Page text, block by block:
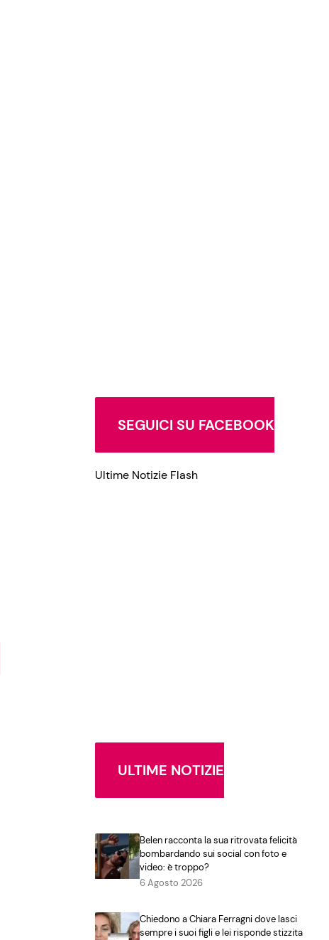
SEGUICI SU FACEBOOK
Ultime Notizie Flash
ULTIME NOTIZIE
Belen racconta la sua ritrovata felicità
bombardando sui social con foto e
video: è troppo?
6 Agosto 2026
Chiedono a Chiara Ferragni dove lasci
sempre i suoi figli e lei risponde stizzita